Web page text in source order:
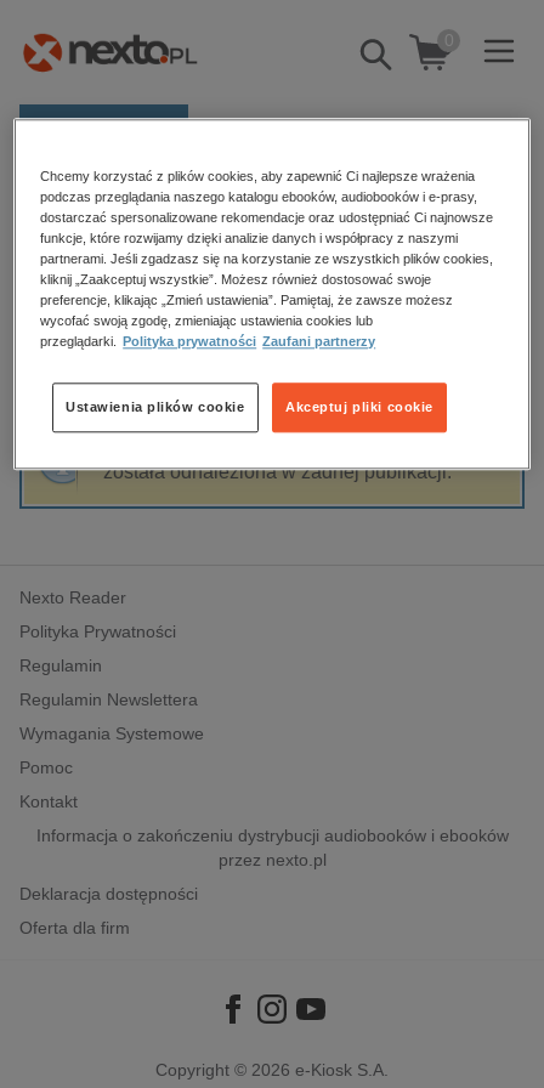
Pokaż/schowaj
wyszukiwarkę
0
Kategorie
Zobacz wszystkie E-prasa
budownictwo, aranżacja wnętrz
biznesowe, branżowe, gospodarka
dzienniki
edukacja
hobby, sport, rozrywka
komputery, internet, technologie, informatyka
polityka, społeczno-informacyjne
psychologiczne
inne
popularno-naukowe
historia
Strona główna Wydawnictwo Dolnośląskie
Wydawnictwo Dolnośląskie
Sortowanie Filtrowanie
została odnaleziona w żadnej publikacji.
Nexto Reader
Polityka Prywatności
Regulamin
Regulamin Newslettera
Wymagania Systemowe
Pomoc
Kontakt
Informacja o zakończeniu dystrybucji audiobooków i ebooków
przez nexto.pl
Deklaracja dostępności
Oferta dla firm
Copyright © 2026 e-Kiosk S.A.
Chcemy korzystać z plików cookies, aby zapewnić Ci najlepsze wrażenia
podczas przeglądania naszego katalogu ebooków, audiobooków i e-prasy,
dostarczać spersonalizowane rekomendacje oraz udostępniać Ci najnowsze
funkcje, które rozwijamy dzięki analizie danych i współpracy z naszymi
partnerami. Jeśli zgadzasz się na korzystanie ze wszystkich plików cookies,
kliknij „Zaakceptuj wszystkie”. Możesz również dostosować swoje
preferencje, klikając „Zmień ustawienia”. Pamiętaj, że zawsze możesz
wycofać swoją zgodę, zmieniając ustawienia cookies lub
przeglądarki.
Polityka prywatności Zaufani partnerzy
Akceptuj pliki cookie
Ustawienia plików cookie